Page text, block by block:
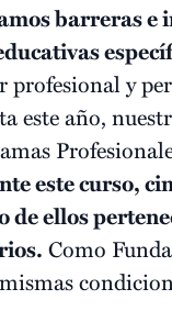
barreras e
profesional y
este año,
este curso,
ellos
Como